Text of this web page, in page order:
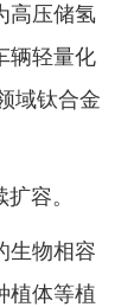
高压储氢
辆轻量化
域钛合金
容。
生物相容
植体等植